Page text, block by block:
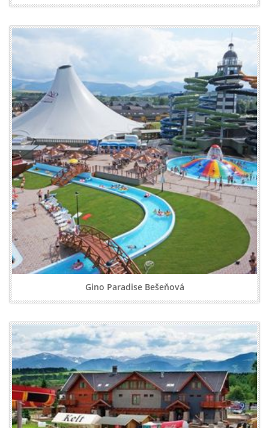
Gino Paradise Bešeňová